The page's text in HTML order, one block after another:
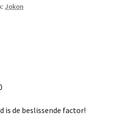
Jokon
is de beslissende factor!